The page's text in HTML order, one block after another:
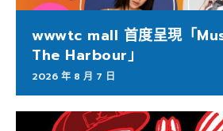
wwwtc mall 首度呈現「
The Harbour」
2026 年 8 月 7 日